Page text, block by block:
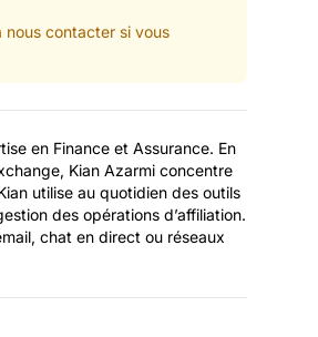
contacter si vous
en Finance et Assurance. En
Kian Azarmi concentre
utilise au quotidien des outils
des opérations d’affiliation.
chat en direct ou réseaux